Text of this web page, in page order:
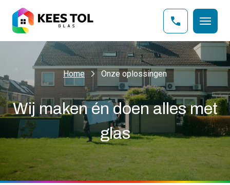
Home Onze oplossingen
Wij maken én doen alles met
glas